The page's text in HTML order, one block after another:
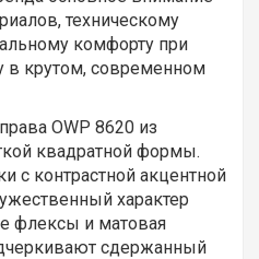
техническому
комфорту при
крутом, современном
OWP 8620 из
квадратной формы.
с контрастной акцентной
характер
флексы и матовая
сдержанный